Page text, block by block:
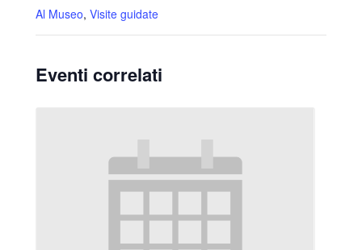
Al Museo, Visite guidate
Eventi correlati